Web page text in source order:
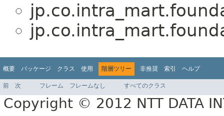
概要 パッケージ クラス 使用 階層ツリー 非推奨 索引 ヘルプ
前 次 フレーム フレームなし すべてのクラス
Copyright © 2012 NTT DATA